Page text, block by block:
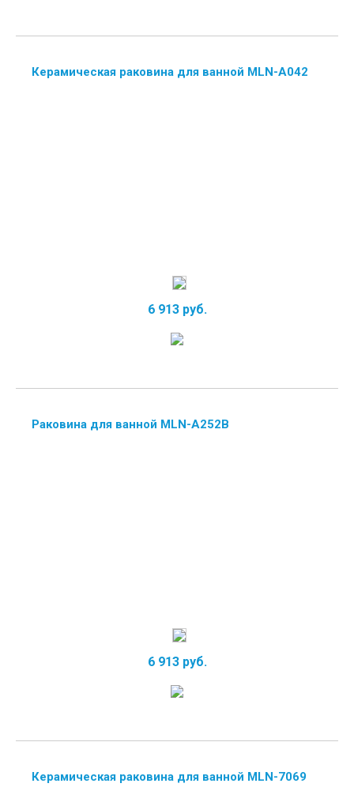
Керамическая раковина для ванной MLN-A042
6 913 руб.
Раковина для ванной MLN-А252B
6 913 руб.
Керамическая раковина для ванной MLN-7069